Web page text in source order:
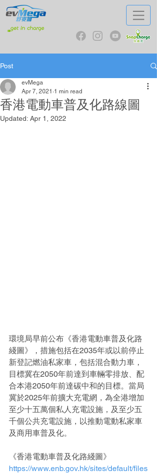
Post
香港電動車普及化路線圖
evMega
Apr 7, 2021 1 min read
Updated: Apr 1, 2022
環境局早前公布《香港電動車普及化路
綫圖》，措施包括在2035年或以前停止
新登記燃油私家車，包括混合動力車，
目標冀在2050年前達到車輛零排放、配
合本港2050年前達碳中和的目標。當局
冀於2025年前擴大充電網，為全港增加
至少十五萬個私人充電設施，及至少五
千個公共充電設施，以推動電動私家車
及商用車普及化。
《香港電動車普及化路綫圖》
https://www.enb.gov.hk/sites/default/files